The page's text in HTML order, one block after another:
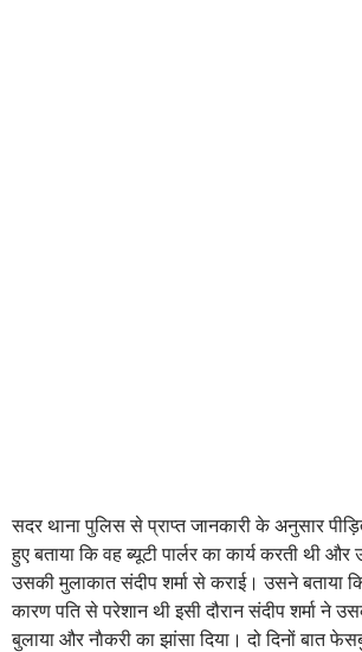
सदर थाना पुलिस से प्राप्त जानकारी के अनुसार
हुए बताया कि वह ब्यूटी पार्लर का कार्य करती थी
उसकी मुलाकात संदीप शर्मा से कराई। उसने बताया
कारण पति से परेशान थी इसी दौरान संदीप शर्मा ने
बुलाया और नाैकरी का झांसा दिया। दो दिनों बात